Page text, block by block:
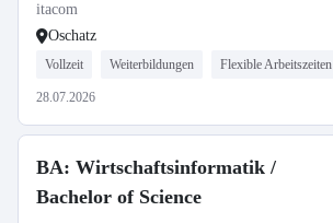
itacom
Oschatz
Vollzeit Weiterbildungen Flexible Arbeitszeiten
28.07.2026
BA: Wirtschaftsinformatik /
Bachelor of Science